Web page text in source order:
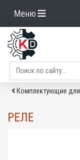
Меню
Комплектующие
РЕЛЕ